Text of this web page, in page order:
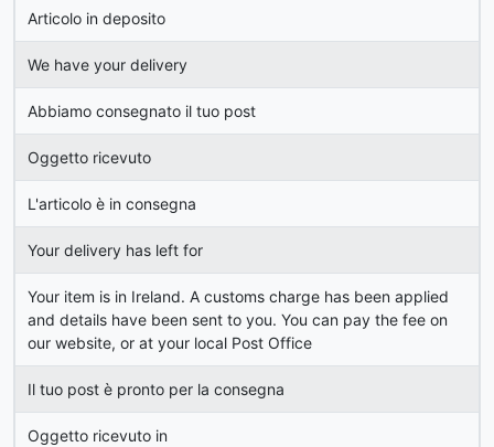
Articolo in deposito
We have your delivery
Abbiamo consegnato il tuo post
Oggetto ricevuto
L'articolo è in consegna
Your delivery has left for
Your item is in Ireland. A customs charge has been applied
and details have been sent to you. You can pay the fee on
our website, or at your local Post Office
Il tuo post è pronto per la consegna
Oggetto ricevuto in